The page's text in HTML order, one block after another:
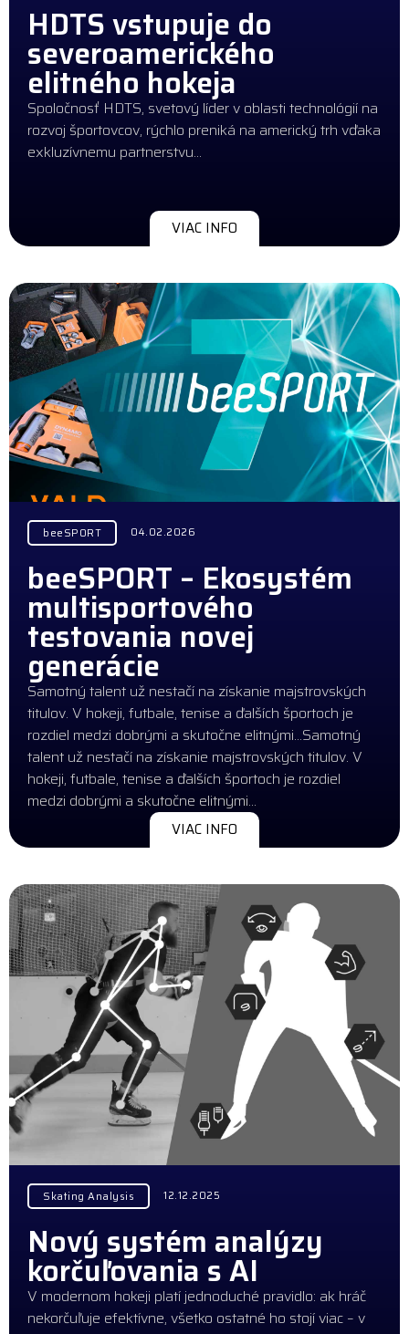
HDTS vstupuje do
severoamerického
elitného hokeja
Spoločnosť HDTS, svetový líder v oblasti technológií na
rozvoj športovcov, rýchlo preniká na americký trh vďaka
exkluzívnemu partnerstvu…
VIAC INFO
beeSPORT 04.02.2026
beeSPORT – Ekosystém
multisportového
testovania novej
generácie
Samotný talent už nestačí na získanie majstrovských
titulov. V hokeji, futbale, tenise a ďalších športoch je
rozdiel medzi dobrými a skutočne elitnými…Samotný
talent už nestačí na získanie majstrovských titulov. V
hokeji, futbale, tenise a ďalších športoch je rozdiel
medzi dobrými a skutočne elitnými…
VIAC INFO
Skating Analysis 12.12.2025
Nový systém analýzy
korčuľovania s AI
V modernom hokeji platí jednoduché pravidlo: ak hráč
nekorčuľuje efektívne, všetko ostatné ho stojí viac – v